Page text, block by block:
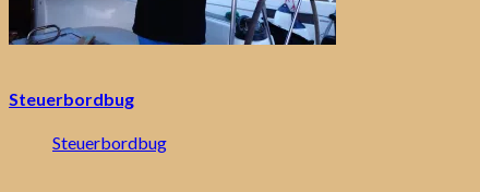
Steuerbordbug
Steuerbordbug